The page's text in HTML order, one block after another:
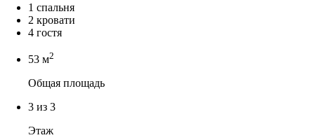
1 спальня
2 кровати
4 гостя
53 м2
Общая площадь
3 из 3
Этаж